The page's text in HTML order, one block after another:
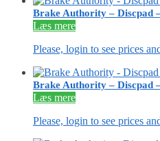
Brake Authority – Discpad
Læs mere
Please, login to see prices
Brake Authority – Discpad
Læs mere
Please, login to see prices